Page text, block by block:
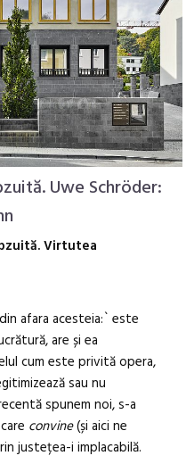
Uwe Schröder:
Virtutea
afara acesteia:` este
are și ea
cum este privită opera,
sau nu
spunem noi, s-a
convine(și aici ne
justețea-i implacabilă.